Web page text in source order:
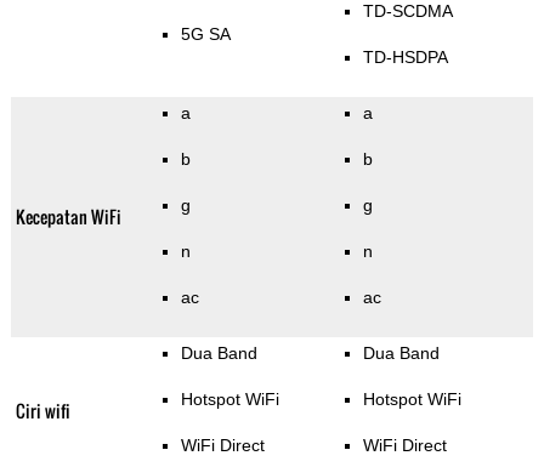
5G SA
TD-SCDMA
TD-HSDPA
Kecepatan WiFi
a
b
g
n
ac
a
b
g
n
ac
Ciri wifi
Dua Band
Hotspot WiFi
WiFi Direct
Dua Band
Hotspot WiFi
WiFi Direct